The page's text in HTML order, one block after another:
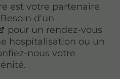
est votre partenaire
d'un
pour un rendez-vous
hospitalisation ou un
nous votre